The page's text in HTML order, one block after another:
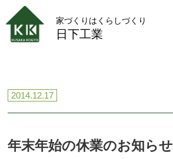
家づくりはくらしづくり
日下工業
2014.12.17
年末年始の休業のお知らせ